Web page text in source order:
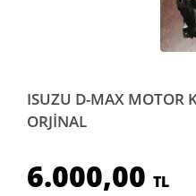
ISUZU D-MAX MOTOR
ORJİNAL
6.000,00 TL